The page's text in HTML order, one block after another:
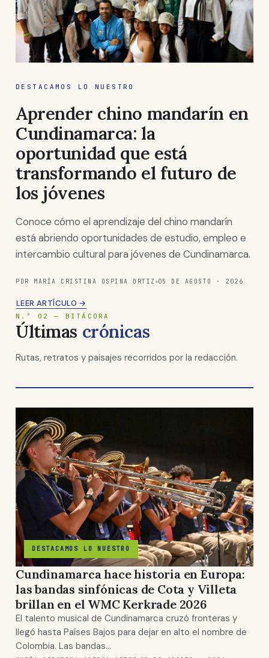
DESTACAMOS LO NUESTRO
Aprender chino mandarín en
Cundinamarca: la
oportunidad que está
transformando el futuro de
los jóvenes
Conoce cómo el aprendizaje del chino mandarín
está abriendo oportunidades de estudio, empleo e
intercambio cultural para jóvenes de Cundinamarca.
POR MARÍA CRISTINA OSPINA ORTIZ 05 DE AGOSTO · 2026
LEER ARTÍCULO →
N.º 02 — BITÁCORA
Últimas crónicas
Rutas, retratos y paisajes recorridos por la redacción.
DESTACAMOS LO NUESTRO
Cundinamarca hace historia en Europa:
las bandas sinfónicas de Cota y Villeta
brillan en el WMC Kerkrade 2026
El talento musical de Cundinamarca cruzó fronteras y
llegó hasta Países Bajos para dejar en alto el nombre de
Colombia. Las bandas…